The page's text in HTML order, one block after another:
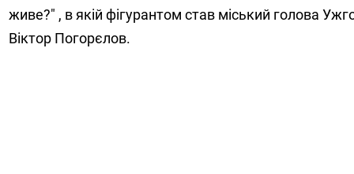
живе?" , в якій фігурантом став міський голова
Віктор Погорєлов.